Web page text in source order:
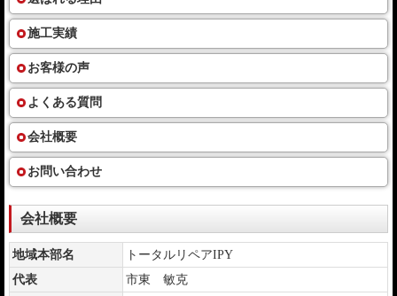
施工実績
お客様の声
よくある質問
会社概要
お問い合わせ
会社概要
地域本部名
トータルリペアIPY
代表
市東 敏克